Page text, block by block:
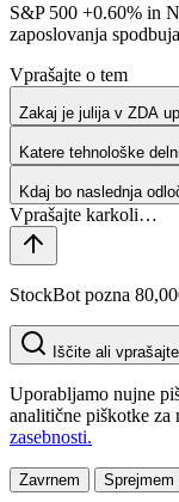
S&P 500 +0.60% in
zaposlovanja
Vprašajte o tem
Zakaj je julija v ZDA
Katere tehnološke
Kdaj bo naslednja
StockBot pozna
Iščite ali
Uporabljamo nujne
analitične piškotke za
zasebnosti.
Zavrnem Sprejmem